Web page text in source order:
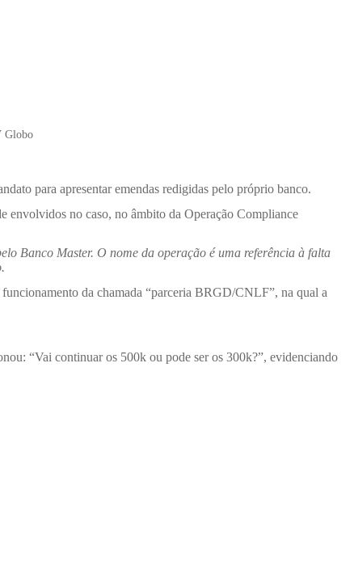
Globo
para apresentar emendas redigidas pelo próprio banco.
envolvidos no caso, no âmbito da Operação Compliance
Banco Master. O nome da operação é uma referência à falta
funcionamento da chamada “parceria BRGD/CNLF”, na qual a
“Vai continuar os 500k ou pode ser os 300k?”, evidenciando